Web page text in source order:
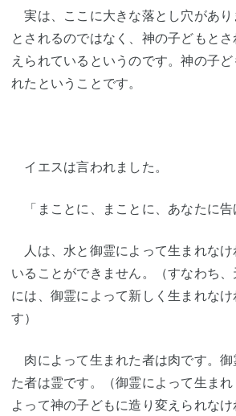
実は、ここに大きな落とし穴があり
とされるのではなく、神の子どもと
えられているというのです。神の子
れたということです。
イエスは言われました。
「まことに、まことに、あなたに告
人は、水と御霊によって生まれなけ
いることができません。（すなわち
には、御霊によって新しく生まれな
す）
肉によって生まれた者は肉です。
た者は霊です。（御霊によって生ま
よって神の子どもに造り変えられな